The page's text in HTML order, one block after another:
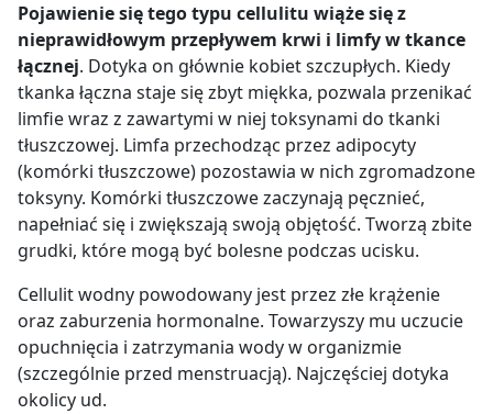
Pojawienie się tego typu cellulitu wiąże się z
nieprawidłowym przepływem krwi i limfy w tkance
łącznej. Dotyka on głównie kobiet szczupłych. Kiedy
tkanka łączna staje się zbyt miękka, pozwala przenikać
limfie wraz z zawartymi w niej toksynami do tkanki
tłuszczowej. Limfa przechodząc przez adipocyty
(komórki tłuszczowe) pozostawia w nich zgromadzone
toksyny. Komórki tłuszczowe zaczynają pęcznieć,
napełniać się i zwiększają swoją objętość. Tworzą zbite
grudki, które mogą być bolesne podczas ucisku.
Cellulit wodny powodowany jest przez złe krążenie
oraz zaburzenia hormonalne. Towarzyszy mu uczucie
opuchnięcia i zatrzymania wody w organizmie
(szczególnie przed menstruacją). Najczęściej dotyka
okolicy ud.